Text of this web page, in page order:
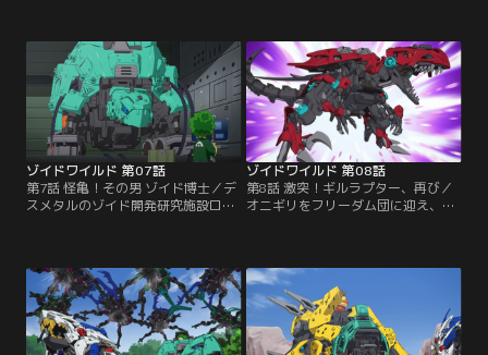
を探していた。お宝をめぐり、はじ
めは敵対していた二人だが、徐々に
打ち解けていく。そして森の奥にあ
る洞窟で、月の光に照らされて輝く
お宝を見つけるが…。【提供：バン
ダイチャンネル】
ロ村の代表として出場することにな
る。しかし、となり村代表としてア
ラシとワイルドライガーの前に立ち
ふさがったのは、クロアメとグラキ
オサウルスだった。【提供：バンダ
イチャンネル】
ゾイドワイルド 第07話
第7話 怪亀！その男 ゾイド博士／デ
スメタルのゾイド開発研究施設ロウ
イドのプロガノケリス種・ガノンタ
スを実験台に、デスメタルキー作り
を手伝わされていた。実験で苦しむ
ゾイド達を見たアラシの怒りは頂点
に！【提供：バンダイチャンネル】
ゾイドワイルド 第08話
第8話 激突！ギルラプター、再び／
オニギリをフリーダム団に迎え、旅
は竹林に向かう。だがそこにいたの
は、かつてアラシとワイルドライガ
ーを苦しめた、デスメタル四天王、
瞬撃のドレイクだった。【提供：バ
ンダイチャンネル】